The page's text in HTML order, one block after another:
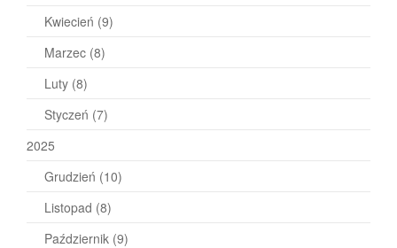
Kwiecień (9)
Marzec (8)
Luty (8)
Styczeń (7)
2025
Grudzień (10)
Listopad (8)
Październik (9)